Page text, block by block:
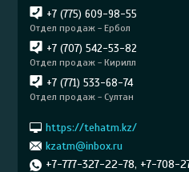
+7 (775) 609-98-55
Отдел продаж - Ербол
+7 (707) 542-53-82
Отдел продаж - Кирилл
+7 (771) 533-68-74
Отдел продаж - Султан
https://tehatm.kz/
kzatm@inbox.ru
+7-777-327-22-78, +7-708-